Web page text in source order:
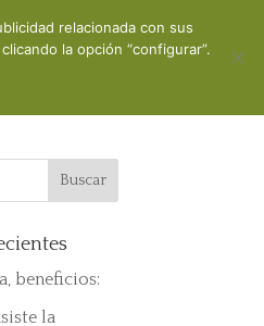
beneficios:
la
relacionada con sus
la opción “configurar”.